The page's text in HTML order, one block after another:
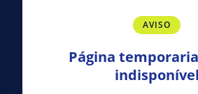
AVISO
Página
indisponível